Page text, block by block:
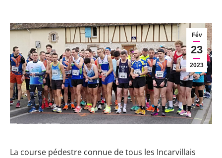
Fév
23
2023
La course pédestre connue de tous les Incarvillais